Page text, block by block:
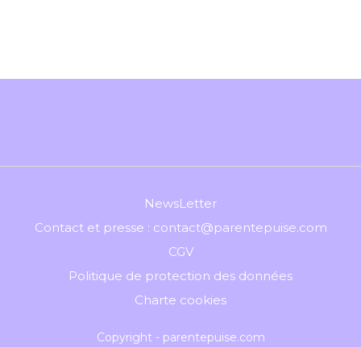
NewsLetter
Contact et presse : contact@parentepuise.com
CGV
Politique de protection des données
Charte cookies
Copyright - parentepuise.com